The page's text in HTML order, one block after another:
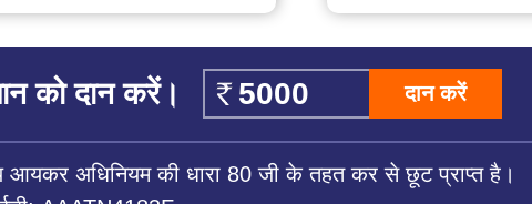
को दान करें। दान करें
आयकर अधिनियम की धारा 80 जी के तहत कर से छूट प्राप्त है।